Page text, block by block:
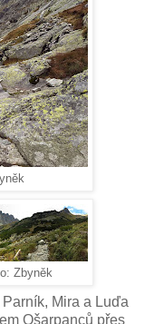
Zbyněk
Mira a Luďa
Ošarpanců přes